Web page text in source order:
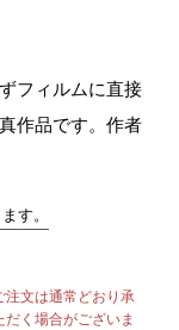
フィルムに直接
作品です。作者
す。
注文は通常どおり承
く場合がございま